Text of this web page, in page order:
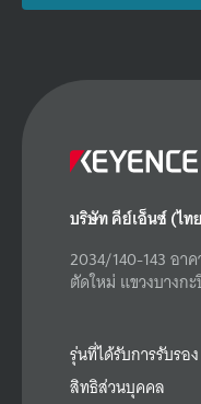
บริษัท คีย์เอ็นซ์ (ไ
2034/140-143 อา
ตัดใหม่ แขวงบางก
รุ่นที่ได้รับการรับรอง
สิทธิส่วนบุคคล